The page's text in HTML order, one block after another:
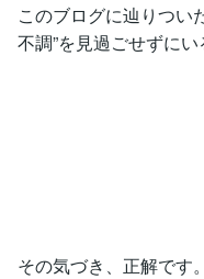
このブログに辿りつい
不調”を見過ごせずに
その気づき、正解です。